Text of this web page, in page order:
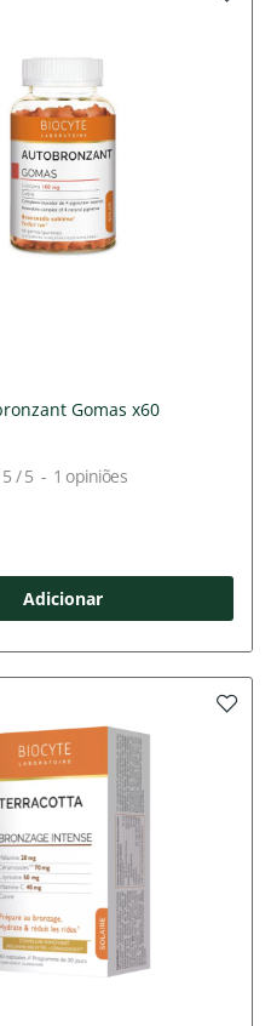
Gomas x60
5 / 5 - 1 opiniões
Adicionar